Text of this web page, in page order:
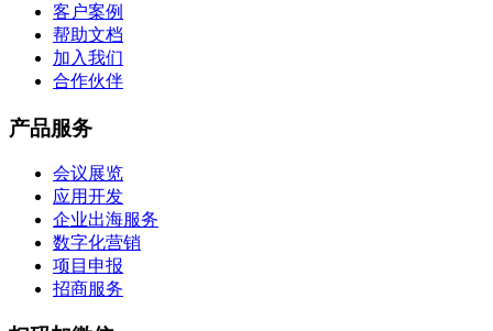
客户案例
帮助文档
加入我们
合作伙伴
产品服务
会议展览
应用开发
企业出海服务
数字化营销
项目申报
招商服务